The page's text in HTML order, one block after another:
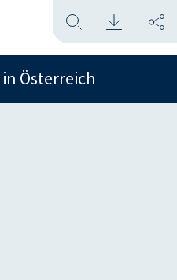
in Österreich